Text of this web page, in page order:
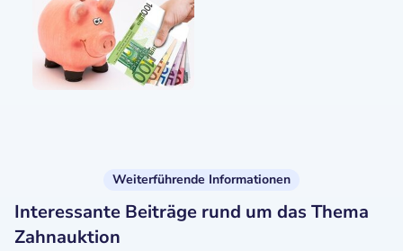
Weiterführende Informationen
Interessante Beiträge rund um das Thema
Zahnauktion